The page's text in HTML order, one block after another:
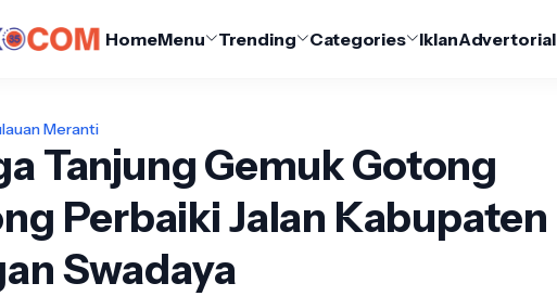
HomeMenu Trending Categories IklanAdvertorial
Meranti
Tanjung Gemuk Gotong
Perbaiki Jalan Kabupaten
Swadaya